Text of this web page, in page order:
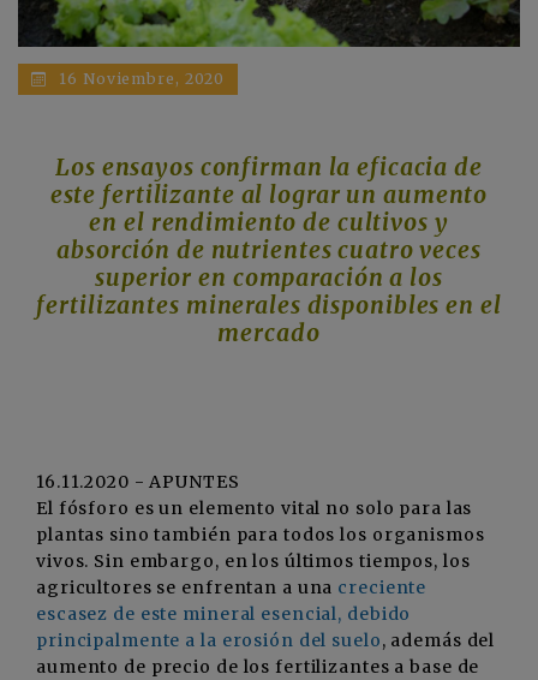
16 Noviembre, 2020
Los ensayos confirman la eficacia de
este fertilizante al lograr un aumento
en el rendimiento de cultivos y
absorción de nutrientes cuatro veces
superior en comparación a los
fertilizantes minerales disponibles en el
mercado
16.11.2020 - APUNTES
El fósforo es un elemento vital no solo para las
plantas sino también para todos los organismos
vivos. Sin embargo, en los últimos tiempos, los
agricultores se enfrentan a una creciente
escasez de este mineral esencial, debido
principalmente a la erosión del suelo, además del
aumento de precio de los fertilizantes a base de